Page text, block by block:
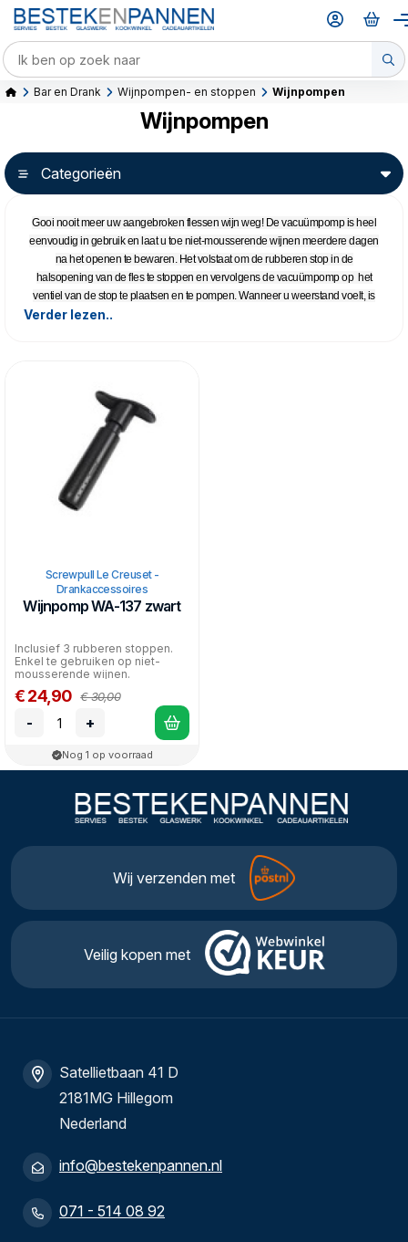
Bar en Drank Wijnpompen- en stoppen Wijnpompen
Wijnpompen
Categorieën
Gooi nooit meer uw aangebroken flessen wijn weg! De vacuümpomp is heel
eenvoudig in gebruik en laat u toe niet-mousserende wijnen meerdere dagen
na het openen te bewaren. Het volstaat om de rubberen stop in de
halsopening van de fles te stoppen en vervolgens de vacuümpomp op het
ventiel van de stop te plaatsen en te pompen. Wanneer u weerstand voelt, is
Verder lezen..
Screwpull Le Creuset -
Drankaccessoires
Wijnpomp WA-137 zwart
Inclusief 3 rubberen stoppen.
Enkel te gebruiken op niet-
mousserende wijnen.
€ 24,90 € 30,00
- +
Nog 1 op voorraad
Wij verzenden met
Veilig kopen met
Satellietbaan 41 D
2181MG Hillegom
Nederland
info@bestekenpannen.nl
071 - 514 08 92